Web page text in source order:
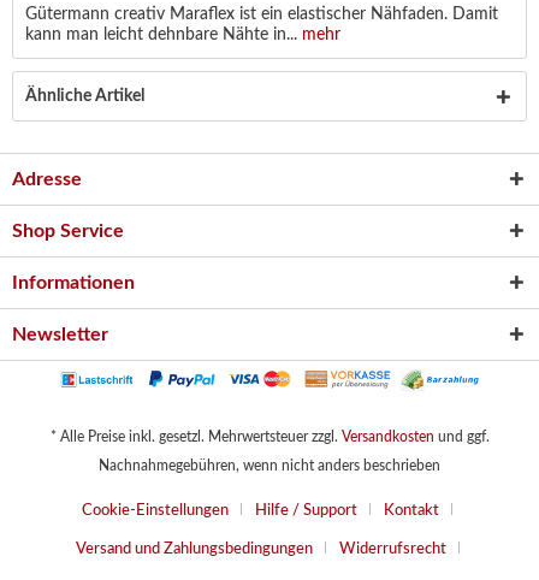
Gütermann creativ Maraflex ist ein elastischer Nähfaden. Damit
kann man leicht dehnbare Nähte in... mehr
Ähnliche Artikel
Adresse
Shop Service
Informationen
Newsletter
* Alle Preise inkl. gesetzl. Mehrwertsteuer zzgl. Versandkosten und ggf.
Nachnahmegebühren, wenn nicht anders beschrieben
Cookie-Einstellungen Hilfe / Support Kontakt
Versand und Zahlungsbedingungen Widerrufsrecht